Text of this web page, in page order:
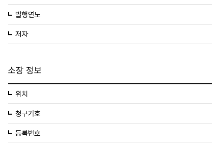
발행연도
저자
소장 정보
위치
청구기호
등록번호